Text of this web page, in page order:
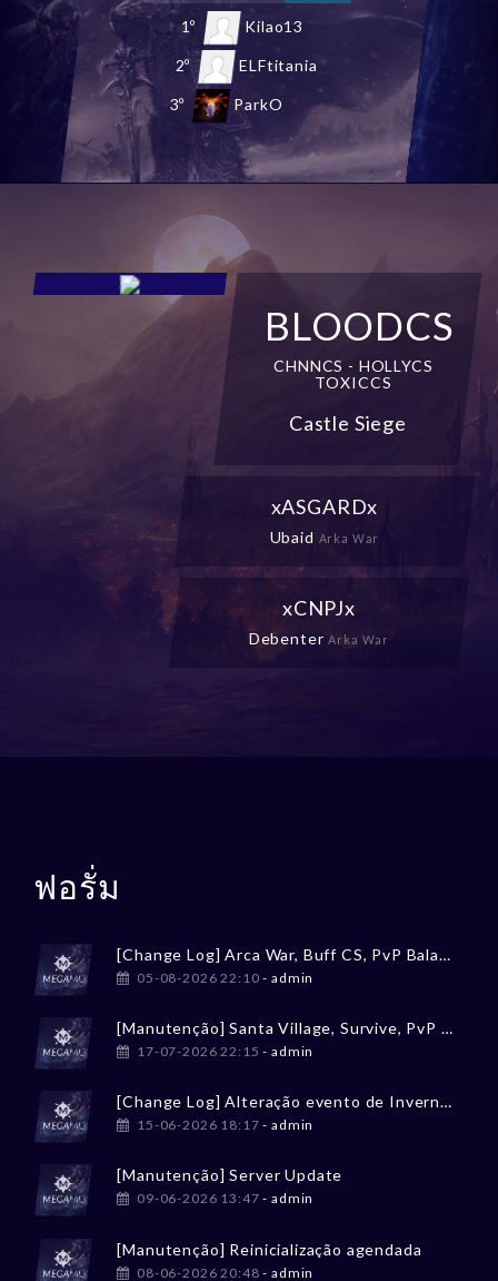
1º shEvaSL
2º NewStars
3º Malandraca
BLOODCS
CHNNCS - HOLLYCS
TOXICCS
Castle Siege
xASGARDx
Ubaid Arka War
xCNPJx
DebenterArka War
ฟอรั่ม
[Change Log] Arca War, Buff CS, PvP Balancing
05-08-2026 22:10 - admin
[Manutenção] Santa Village, Survive, PvP Balancing
17-07-2026 22:15 - admin
[Change Log] Alteração evento de Inverno / Winter event change
15-06-2026 18:17 - admin
[Manutenção] Server Update
09-06-2026 13:47 - admin
[Manutenção] Reinicialização agendada
08-06-2026 20:48 - admin